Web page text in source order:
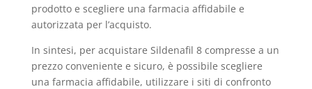
prodotto e scegliere una farmacia affidabile e
autorizzata per l’acquisto.
In sintesi, per acquistare Sildenafil 8 compresse a un
prezzo conveniente e sicuro, è possibile scegliere
una farmacia affidabile, utilizzare i siti di confronto